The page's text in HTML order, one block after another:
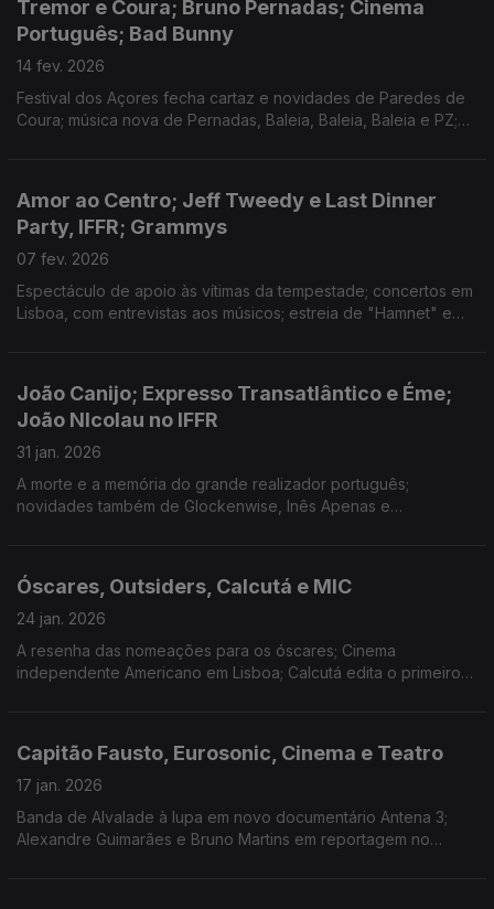
Tremor e Coura; Bruno Pernadas; Cinema
Português; Bad Bunny
14 fev. 2026
Festival dos Açores fecha cartaz e novidades de Paredes de
Coura; música nova de Pernadas, Baleia, Baleia, Baleia e PZ;
Amor ao Centro; Jeff Tweedy e Last Dinner
Party, IFFR; Grammys
07 fev. 2026
Espectáculo de apoio às vítimas da tempestade; concertos em
Lisboa, com entrevistas aos músicos; estreia de "Hamnet" e
João Canijo; Expresso Transatlântico e Éme;
João NIcolau no IFFR
31 jan. 2026
A morte e a memória do grande realizador português;
novidades também de Glockenwise, Inês Apenas e
Óscares, Outsiders, Calcutá e MIC
24 jan. 2026
A resenha das nomeações para os óscares; Cinema
independente Americano em Lisboa; Calcutá edita o primeiro
Capitão Fausto, Eurosonic, Cinema e Teatro
17 jan. 2026
Banda de Alvalade à lupa em novo documentário Antena 3;
Alexandre Guimarães e Bruno Martins em reportagem no